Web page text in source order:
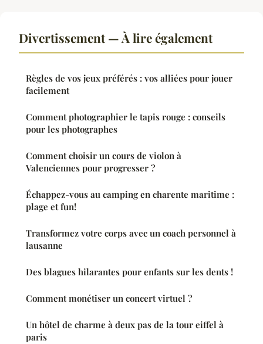
Divertissement — À lire également
Règles de vos jeux préférés : vos alliées pour jouer
facilement
Comment photographier le tapis rouge : conseils
pour les photographes
Comment choisir un cours de violon à
Valenciennes pour progresser ?
Échappez-vous au camping en charente maritime :
plage et fun!
Transformez votre corps avec un coach personnel à
lausanne
Des blagues hilarantes pour enfants sur les dents !
Comment monétiser un concert virtuel ?
Un hôtel de charme à deux pas de la tour eiffel à
paris